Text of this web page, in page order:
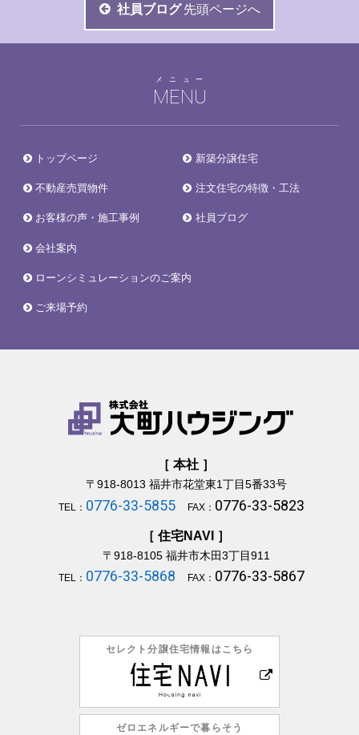
社員ブログ 先頭ページへ
MENU
メニュー
トップページ 新築分譲住宅
不動産売買物件 注文住宅の特徴・工法
お客様の声・施工事例 社員ブログ
会社案内
ローンシミュレーションのご案内
ご来場予約
［ 本社 ］
〒918-8013 福井市花堂東1丁目5番33号
TEL： 0776-33-5855 FAX： 0776-33-5823
［ 住宅NAVI ］
〒918-8105福井市木田3丁目911
TEL： 0776-33-5868 FAX： 0776-33-5867
セレクト分譲住宅情報はこちら
ゼロエネルギーで暮らそう